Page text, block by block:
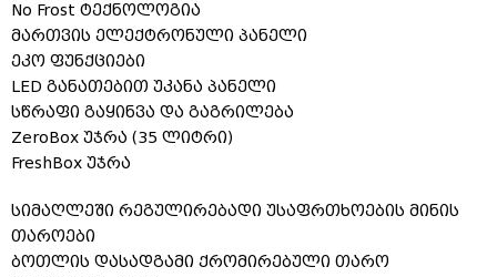
No Frost ტექნოლოგია
მართვის ელექტრონული პანელი
ეკო ფუნქციები
LED განათებით უკანა პანელი
სწრაფი გაყინვა და გაგრილება
ZeroBox უჯრა (35 ლიტრი)
FreshBox უჯრა
სიმაღლეში რეგულირებადი უსაფრთხოების მინის
თაროები
ბოთლის დასადგამი ქრომირებული თარო